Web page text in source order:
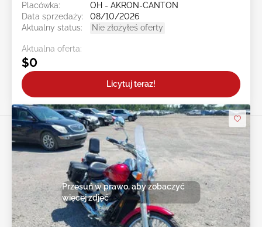
Placówka:
OH - AKRON-CANTON
Data sprzedaży:
08/10/2026
Aktualny status:
Nie złożyłeś oferty
Aktualna oferta:
$0
Licytuj teraz!
Przesuń w prawo, aby zobaczyć
więcej zdjęć